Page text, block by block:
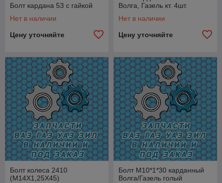
Болт кардана 53 с гайкой
Нет в наличии
Цену уточняйте
Волга, Газель кт. 4шт.
Нет в наличии
Цену уточняйте
Болт колеса 2410
(М14Х1,25Х45)
Болт М10*1*30 карданный
Волга/Газель голый